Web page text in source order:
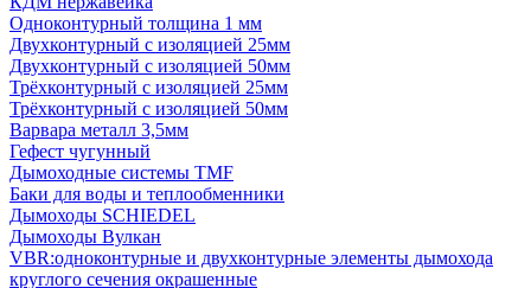
Одноконтурный толщина 1 мм
Двухконтурный с изоляцией 25мм
Двухконтурный с изоляцией 50мм
Трёхконтурный с изоляцией 25мм
Трёхконтурный с изоляцией 50мм
Варвара металл 3,5мм
Гефест чугунный
Дымоходные системы TMF
Баки для воды и теплообменники
Дымоходы SCHIEDEL
Дымоходы Вулкан
VBR:одноконтурные и двухконтурные элементы дымохода
круглого сечения окрашенные